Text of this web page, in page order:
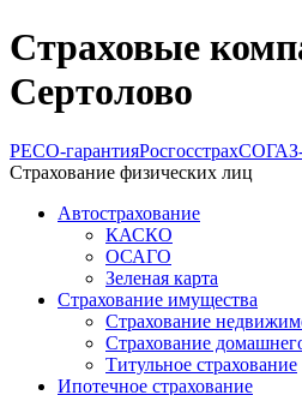
Страховые
Сертолово
РЕСО-гарантияРосгосстрах
Страхование физических лиц
Автострахование
КАСКО
ОСАГО
Зеленая карта
Страхование имущества
Страхование
Страхование
Титульное страхование
Ипотечное страхование